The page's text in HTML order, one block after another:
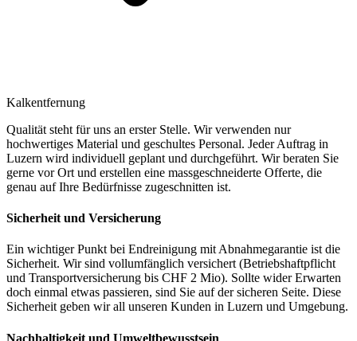
Kalkentfernung
Qualität steht für uns an erster Stelle. Wir verwenden nur
hochwertiges Material und geschultes Personal. Jeder Auftrag in
Luzern wird individuell geplant und durchgeführt. Wir beraten Sie
gerne vor Ort und erstellen eine massgeschneiderte Offerte, die
genau auf Ihre Bedürfnisse zugeschnitten ist.
Sicherheit und Versicherung
Ein wichtiger Punkt bei Endreinigung mit Abnahmegarantie ist die
Sicherheit. Wir sind vollumfänglich versichert (Betriebshaftpflicht
und Transportversicherung bis CHF 2 Mio). Sollte wider Erwarten
doch einmal etwas passieren, sind Sie auf der sicheren Seite. Diese
Sicherheit geben wir all unseren Kunden in Luzern und Umgebung.
Nachhaltigkeit und Umweltbewusstsein